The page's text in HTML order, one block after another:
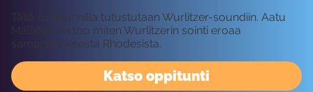
Katso oppitunti
Tällä oppitunnilla tutustutaan Wurlitzer-soundiin. Aatu
Mällinen kertoo miten Wurlitzerin sointi eroaa
samanhenkisestä Rhodesista.